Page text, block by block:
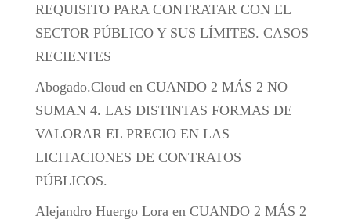
REQUISITO PARA CONTRATAR CON EL
SECTOR PÚBLICO Y SUS LÍMITES. CASOS
RECIENTES
Abogado.Cloud en CUANDO 2 MÁS 2 NO
SUMAN 4. LAS DISTINTAS FORMAS DE
VALORAR EL PRECIO EN LAS
LICITACIONES DE CONTRATOS
PÚBLICOS.
Alejandro Huergo Lora en CUANDO 2 MÁS 2